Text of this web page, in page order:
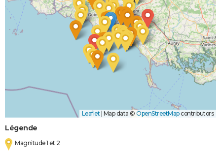
Leaflet Map data © OpenStreetMapcontributors
Légende
Magnitude 1 et 2